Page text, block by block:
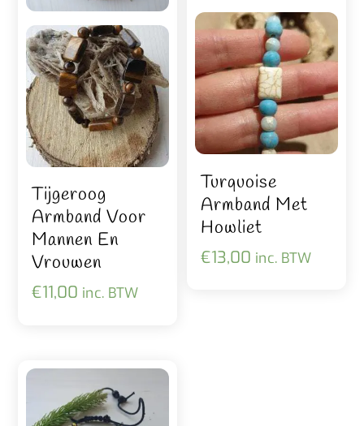
Tijgeroog
Armband Voor
Mannen En
Vrouwen
€11,00 inc. BTW
Turquoise
Armband Met
Howliet
€13,00 inc. BTW